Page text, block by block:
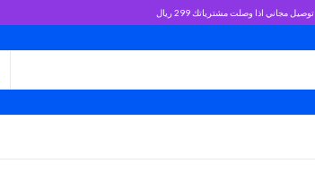
توصيل مجاني اذا وصلت مشترياتك 299 ريال